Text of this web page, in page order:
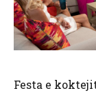
Festa e